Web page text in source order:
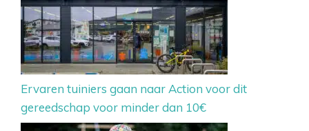
Ervaren tuiniers gaan naar Action voor dit
gereedschap voor minder dan 10€